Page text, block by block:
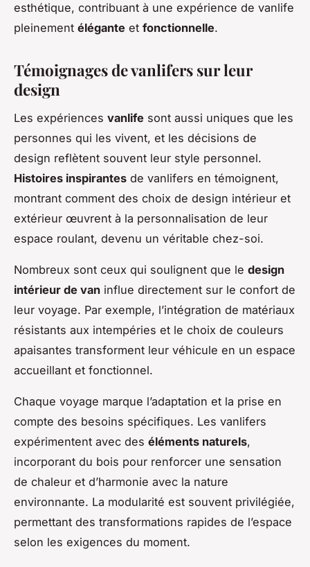
esthétique, contribuant à une expérience de vanlife
pleinement élégante et fonctionnelle.
Témoignages de vanlifers sur leur
design
Les expériences vanlife sont aussi uniques que les
personnes qui les vivent, et les décisions de
design reflètent souvent leur style personnel.
Histoires inspirantes de vanlifers en témoignent,
montrant comment des choix de design intérieur et
extérieur œuvrent à la personnalisation de leur
espace roulant, devenu un véritable chez-soi.
Nombreux sont ceux qui soulignent que le design
intérieur de van influe directement sur le confort de
leur voyage. Par exemple, l’intégration de matériaux
résistants aux intempéries et le choix de couleurs
apaisantes transforment leur véhicule en un espace
accueillant et fonctionnel.
Chaque voyage marque l’adaptation et la prise en
compte des besoins spécifiques. Les vanlifers
expérimentent avec des éléments naturels,
incorporant du bois pour renforcer une sensation
de chaleur et d’harmonie avec la nature
environnante. La modularité est souvent privilégiée,
permettant des transformations rapides de l’espace
selon les exigences du moment.